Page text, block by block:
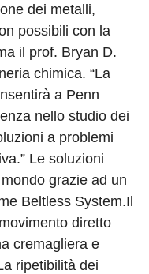
dei metalli,
possibili con la
il prof. Bryan D.
chimica. “La
a Penn
nello studio dei
a problemi
Le soluzioni
grazie ad un
Beltless System.Il
diretto
cremagliera e
ripetibilità dei